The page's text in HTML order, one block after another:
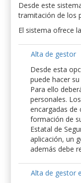
Desde este
tramitación de los
El sistema ofrece
Alta de gestor
Desde esta
puede hacer
Para ello
personales.
encargadas de
formación de
Estatal de
aplicación, un
además debe
Alta de gestor